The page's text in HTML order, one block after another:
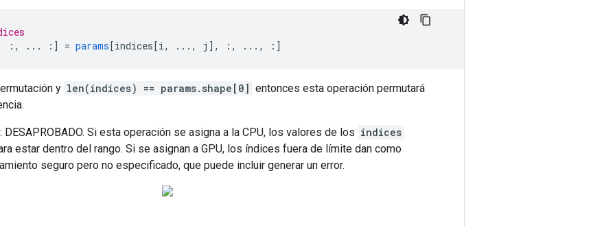
:, ... :] = params[indices[i, ..., j ], :, ..., :]
y len(indices) == params.shape[0] entonces esta operación permutará
: DESAPROBADO. Si esta operación se asigna a la CPU, los valores de los indices
estar dentro del rango. Si se asignan a GPU, los índices fuera de límite dan como
seguro pero no especificado, que puede incluir generar un error.